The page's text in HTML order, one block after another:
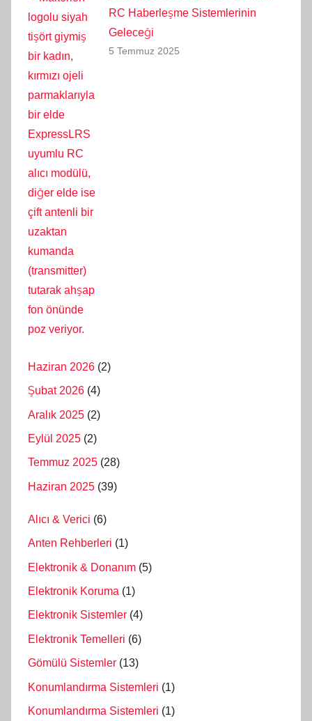
RC Haberleşme Sistemlerinin
Geleceği
5 Temmuz 2025
Haziran 2026 (2)
Şubat 2026 (4)
Aralık 2025 (2)
Eylül 2025 (2)
Temmuz 2025 (28)
Haziran 2025 (39)
Alıcı & Verici (6)
Anten Rehberleri (1)
Elektronik & Donanım (5)
Elektronik Koruma (1)
Elektronik Sistemler (4)
Elektronik Temelleri (6)
Gömülü Sistemler (13)
Konumlandırma Sistemleri (1)
Konumlandırma Sistemleri (1)